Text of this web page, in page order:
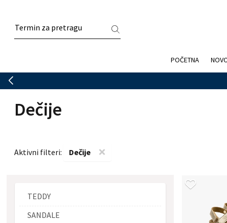
POČETNA
Dečije
Aktivni filteri: ×
Dečije
TEDDY
SANDALE